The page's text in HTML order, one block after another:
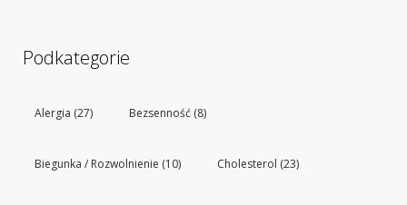
Podkategorie
Alergia (27) Bezsenność (8)
Biegunka / Rozwolnienie (10) Cholesterol (23)